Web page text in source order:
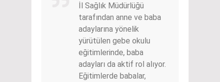
İl Sağlık Müdürlüğü
tarafından anne ve baba
adaylarına yönelik
yürütülen gebe okulu
eğitimlerinde, baba
adayları da aktif rol alıyor.
Eğitimlerde babalar,